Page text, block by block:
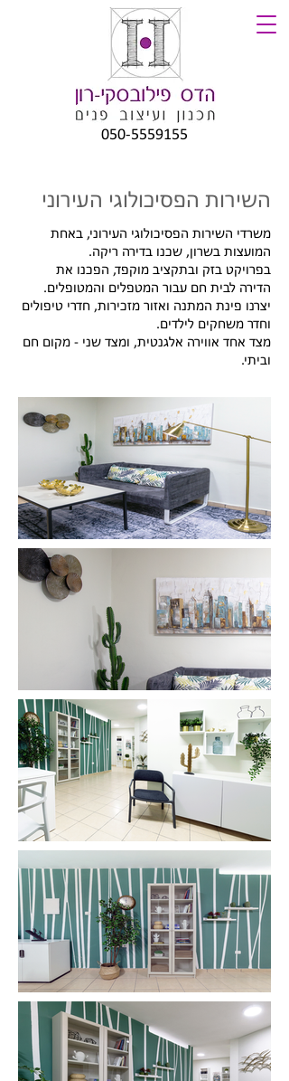
050-5559155
השירות הפסיכולוגי העירוני
משרדי השירות הפסיכולוגי העירוני, באחת
המועצות בשרון, שכנו בדירה ריקה.
בפרויקט בזק ובתקציב מוקפד, הפכנו את
הדירה לבית חם עבור המטפלים והמטופלים.
יצרנו פינת המתנה ואזור מזכירות, חדרי טיפולים
וחדר משחקים לילדים.
מצד אחד אווירה אלגנטית, ומצד שני - מקום חם
וביתי.